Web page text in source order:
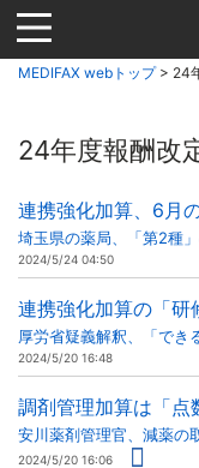
Jump
to
navigation
MEDIFAX webトップ> 24
24年度報酬改
連携強化加算、6月
埼玉県の薬局、「第2種
2024/5/24 04:50
連携強化加算の「研
厚労省疑義解釈、「でき
2024/5/20 16:48
調剤管理加算は「点
安川薬剤管理官、減薬の
2024/5/20 16:06